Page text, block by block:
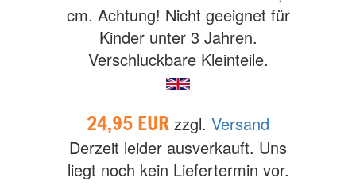
cm. Achtung! Nicht geeignet für
Kinder unter 3 Jahren.
Verschluckbare Kleinteile.
24,95 EUR zzgl. Versand
Derzeit leider ausverkauft. Uns
liegt noch kein Liefertermin vor.